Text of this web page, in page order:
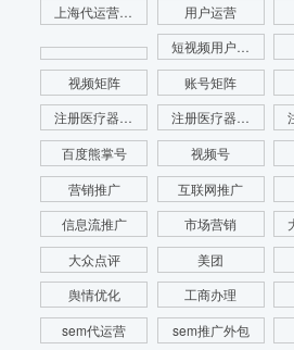
上海代运营公司
用户运营
短视频用户画像
视频矩阵
账号矩阵
注册医疗器械公司
注册医疗器械公司代办
百度熊掌号
视频号
营销推广
互联网推广
信息流推广
市场营销
大众点评
美团
舆情优化
工商办理
sem代运营
sem推广外包